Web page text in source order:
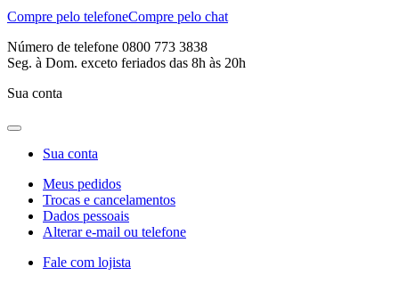
Compre pelo telefoneCompre pelo chat
Número de telefone 0800 773 3838
Seg. à Dom. exceto feriados das 8h às 20h
Sua conta
Sua conta
Meus pedidos
Trocas e cancelamentos
Dados pessoais
Alterar e-mail ou telefone
Fale com lojista